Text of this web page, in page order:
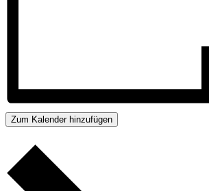
Zum Kalender hinzufügen